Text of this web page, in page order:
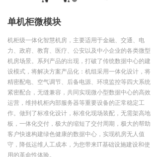
联系我们
招贤纳士
单机柜微模块
机柜级一体化智慧机房，主要适用于金融、交通、电
力、政府、教育、医疗、公安以及中小企业的各类微型
机房场景。系列产品的出现，打破了传统数据中心的建
设模式，将解决方案产品化：机组采用一体化设计，将
精密配电、空气调节、后备电源、环境监控等四大系统
紧密配合，无缝兼容，共同实现微小型数据中心的高效
运营，维持机柜内部服务器等重要设备的正常稳定工
作。做到了标准化设计，标准化现场装配，无需架高地
板，一体化交付，极大的缩短了交付周期，极大的帮助
客户快速构建绿色健康的数据中心，实现机房无人值
守，降低运维人工成本，为您带来IT基础设施建设和使
用的革命性体验。